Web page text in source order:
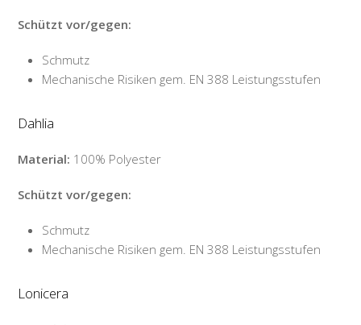
Schützt vor/gegen:
Schmutz
Mechanische Risiken gem. EN 388 Leistungsstufen
Dahlia
Material: 100% Polyester
Schützt vor/gegen:
Schmutz
Mechanische Risiken gem. EN 388 Leistungsstufen
Lonicera